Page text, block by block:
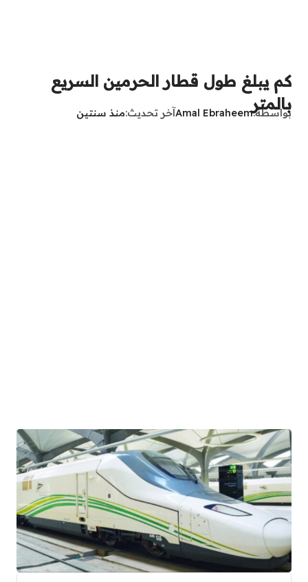
كم يبلغ طول قطار الحرمين السريع
بالمتر
بواسطةAmal Ebraheemآخر تحديث منذ سنتين